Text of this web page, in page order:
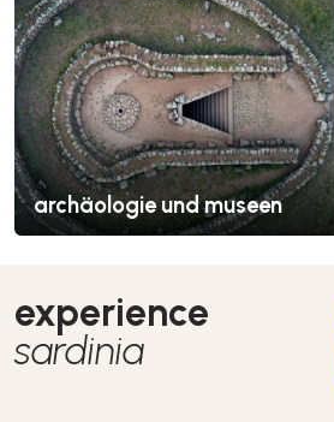
archäologie und museen
experience
sardinia